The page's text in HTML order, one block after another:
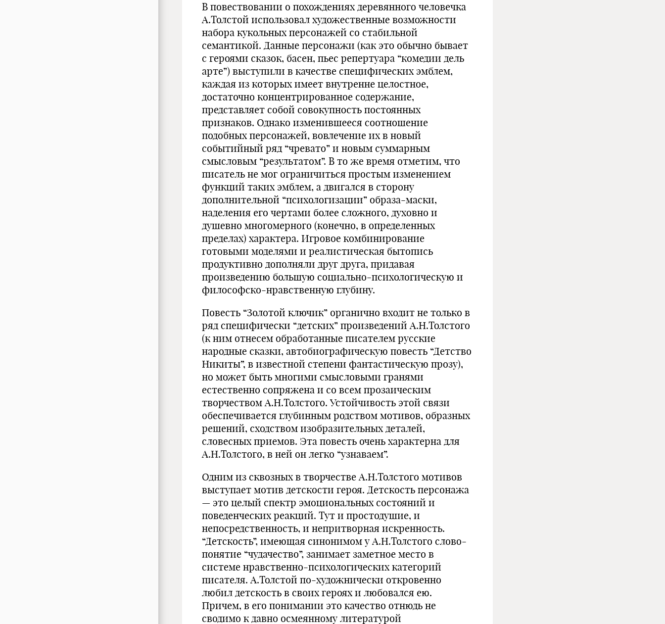
В повествовании о похождениях деревянного человечка
А.Толстой использовал художественные возможности
набора кукольных персонажей со стабильной
семантикой. Данные персонажи (как это обычно бывает
с героями сказок, басен, пьес репертуара “комедии дель
арте”) выступили в качестве специфических эмблем,
каждая из которых имеет внутренне целостное,
достаточно концентрированное содержание,
представляет собой совокупность постоянных
признаков. Однако изменившееся соотношение
подобных персонажей, вовлечение их в новый
событийный ряд “чревато” и новым суммарным
смысловым “результатом”. В то же время отметим, что
писатель не мог ограничиться простым изменением
функций таких эмблем, а двигался в сторону
дополнительной “психологизации” образа-маски,
наделения его чертами более сложного, духовно и
душевно многомерного (конечно, в определенных
пределах) характера. Игровое комбинирование
готовыми моделями и реалистическая бытопись
продуктивно дополняли друг друга, придавая
произведению большую социально-психологическую и
философско-нравственную глубину.
Повесть “Золотой ключик” органично входит не только в
ряд специфически “детских” произведений А.Н.Толстого
(к ним отнесем обработанные писателем русские
народные сказки, автобиографическую повесть “Детство
Никиты”, в известной степени фантастическую прозу),
но может быть многими смысловыми гранями
естественно сопряжена и со всем прозаическим
творчеством А.Н.Толстого. Устойчивость этой связи
обеспечивается глубинным родством мотивов, образных
решений, сходством изобразительных деталей,
словесных приемов. Эта повесть очень характерна для
А.Н.Толстого, в ней он легко “узнаваем”.
Одним из сквозных в творчестве А.Н.Толстого мотивов
выступает мотив детскости героя. Детскость персонажа
— это целый спектр эмоциональных состояний и
поведенческих реакций. Тут и простодушие, и
непосредственность, и непритворная искренность.
“Детскость”, имеющая синонимом у А.Н.Толстого слово-
понятие “чудачество”, занимает заметное место в
системе нравственно-психологических категорий
писателя. А.Толстой по-художнически откровенно
любил детскость в своих героях и любовался ею.
Причем, в его понимании это качество отнюдь не
сводимо к давно осмеянному литературой